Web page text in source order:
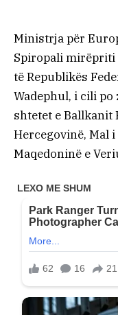
Ministrja për
Spiropali mirëpriti
të Republikës
Wadephul, i cili
shtetet e Ballkanit
Hercegovinë, Mal
Maqedoninë e